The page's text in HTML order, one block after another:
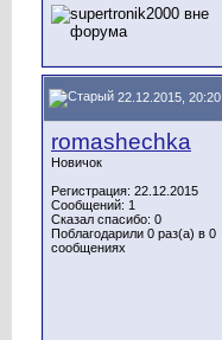
22.12.2015, 20:20
romashechka
Новичок
Регистрация: 22.12.2015
Сообщений: 1
Сказал спасибо: 0
Поблагодарили 0 раз(а) в 0
сообщениях